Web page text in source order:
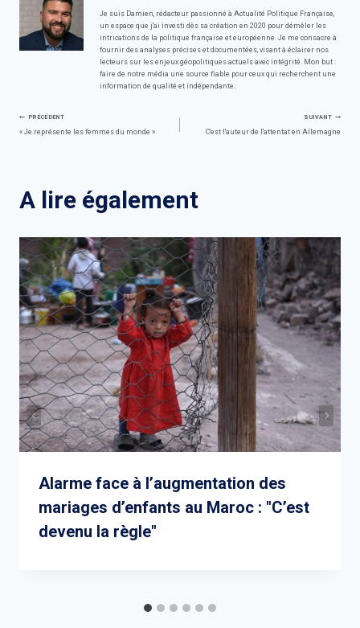
Je suis Damien, rédacteur passionné à Actualité Politique Française,
un espace que j'ai investi dès sa création en 2020 pour démêler les
intrications de la politique française et européenne. Je me consacre à
fournir des analyses précises et documentées, visant à éclairer nos
lecteurs sur les enjeux géopolitiques actuels avec intégrité. Mon but :
faire de notre média une source fiable pour ceux qui recherchent une
information de qualité et indépendante.
Navigation
l’article
PRÉCÉDENT
« Je représente les femmes du monde »
SUIVANT
C'est l'auteur de l'attentat en Allemagne
A lire également
Alarme face à l’augmentation des
mariages d’enfants au Maroc : "C’est
devenu la règle"